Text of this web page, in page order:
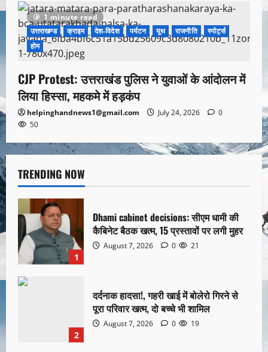
1 minute read
उत्तराखण्ड
क्राइम देश-विदेश पर्यटन यूथ राजनीति
स्पोर्ट्स
होम
CJP Protest: उत्तराखंड पुलिस ने युवाओं के आंदोलन में
लिया हिस्सा, महकमे में हड़कंप
helpinghandnews1@gmail.com July 24, 2026
0
50
TRENDING NOW
1
Dhami cabinet decisions: सीएम धामी की
कैबिनेट बैठक खत्म, 15 प्रस्तावों पर लगी मुहर
August 7, 2026 0 21
2
दर्दनाक हादसा!, गहरी खाई में बोलेरो गिरने से
पूरा परिवार खत्म, दो बच्चे भी शामिल
August 7, 2026 0 19